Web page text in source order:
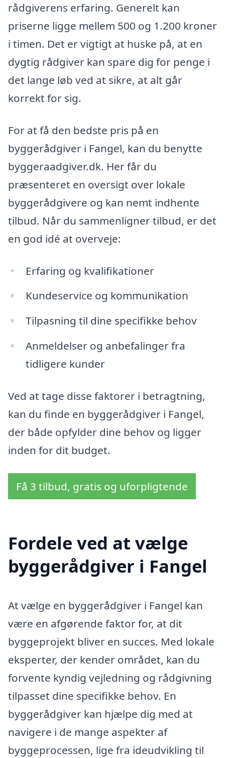
rådgiverens erfaring. Generelt kan
priserne ligge mellem 500 og 1.200 kroner
i timen. Det er vigtigt at huske på, at en
dygtig rådgiver kan spare dig for penge i
det lange løb ved at sikre, at alt går
korrekt for sig.
For at få den bedste pris på en
byggerådgiver i Fangel, kan du benytte
byggeraadgiver.dk. Her får du
præsenteret en oversigt over lokale
byggerådgivere og kan nemt indhente
tilbud. Når du sammenligner tilbud, er det
en god idé at overveje:
Erfaring og kvalifikationer
Kundeservice og kommunikation
Tilpasning til dine specifikke behov
Anmeldelser og anbefalinger fra
tidligere kunder
Ved at tage disse faktorer i betragtning,
kan du finde en byggerådgiver i Fangel,
der både opfylder dine behov og ligger
inden for dit budget.
Få 3 tilbud, gratis og uforpligtende
Fordele ved at vælge
byggerådgiver i Fangel
At vælge en byggerådgiver i Fangel kan
være en afgørende faktor for, at dit
byggeprojekt bliver en succes. Med lokale
eksperter, der kender området, kan du
forvente kyndig vejledning og rådgivning
tilpasset dine specifikke behov. En
byggerådgiver kan hjælpe dig med at
navigere i de mange aspekter af
byggeprocessen, lige fra ideudvikling til